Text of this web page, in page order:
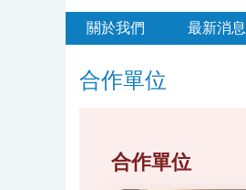
關於我們 最新消息
合作單位
合作單位